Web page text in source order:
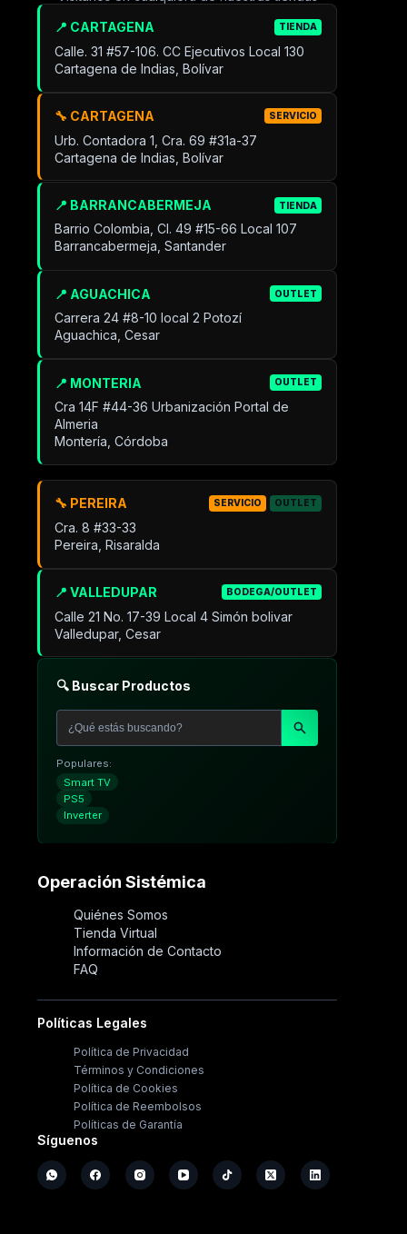
📍 CARTAGENA TIENDA
Calle. 31 #57-106. CC Ejecutivos Local 130
Cartagena de Indias, Bolívar
🔧 CARTAGENA SERVICIO
Urb. Contadora 1, Cra. 69 #31a-37
Cartagena de Indias, Bolívar
📍 BARRANCABERMEJA TIENDA
Barrio Colombia, Cl. 49 #15-66 Local 107
Barrancabermeja, Santander
📍 AGUACHICA OUTLET
Carrera 24 #8-10 local 2 Potozí
Aguachica, Cesar
📍 MONTERIA OUTLET
Cra 14F #44-36 Urbanización Portal de
Almeria
Montería, Córdoba
📍 VALLEDUPAR BODEGA/OUTLET
Calle 21 No. 17-39 Local 4 Simón bolivar
Valledupar, Cesar
🔧 PEREIRA SERVICIO OUTLET
Cra. 8 #33-33
Pereira, Risaralda
🔍 Buscar Productos
Populares:
Smart TV
PS5
Inverter
Operación Sistémica
Quiénes Somos
Tienda Virtual
Información de Contacto
FAQ
Políticas Legales
Política de Privacidad
Términos y Condiciones
Política de Cookies
Política de Reembolsos
Políticas de Garantía
Síguenos